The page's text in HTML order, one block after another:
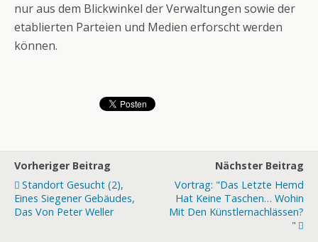
nur aus dem Blickwinkel der Verwaltungen sowie der
etablierten Parteien und Medien erforscht werden
können.
Vorheriger Beitrag
Standort Gesucht (2),
Eines Siegener Gebäudes,
Das Von Peter Weller
Nächster Beitrag
Vortrag: "Das Letzte Hemd
Hat Keine Taschen… Wohin
Mit Den Künstlernachlässen?
"